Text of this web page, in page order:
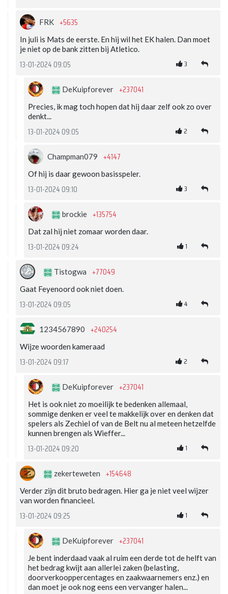
FRK +5635
In juli is Mats de eerste. En hij wil het EK halen. Dan moet
je niet op de bank zitten bij Atletico.
13-01-2024 09:05 3
DeKuipforever +237041
Precies, ik mag toch hopen dat hij daar zelf ook zo over
denkt...
13-01-2024 09:05 2
Champman079 +4147
Of hij is daar gewoon basisspeler.
13-01-2024 09:10 3
brockie +135754
Dat zal hij niet zomaar worden daar.
13-01-2024 09:24 1
Tistogwa +77049
Gaat Feyenoord ook niet doen.
13-01-2024 09:05 4
1234567890 +240254
Wijze woorden kameraad
13-01-2024 09:17 2
DeKuipforever +237041
Het is ook niet zo moeilijk te bedenken allemaal,
sommige denken er veel te makkelijk over en denken dat
spelers als Zechiel of van de Belt nu al meteen hetzelfde
kunnen brengen als Wieffer...
13-01-2024 09:20 1
zekerteweten +154648
Verder zijn dit bruto bedragen. Hier ga je niet veel wijzer
van worden financieel.
13-01-2024 09:25 1
DeKuipforever +237041
Je bent inderdaad vaak al ruim een derde tot de helft van
het bedrag kwijt aan allerlei zaken (belasting,
doorverkooppercentages en zaakwaarnemers enz.) en
dan moet je ook nog eens een vervanger halen...